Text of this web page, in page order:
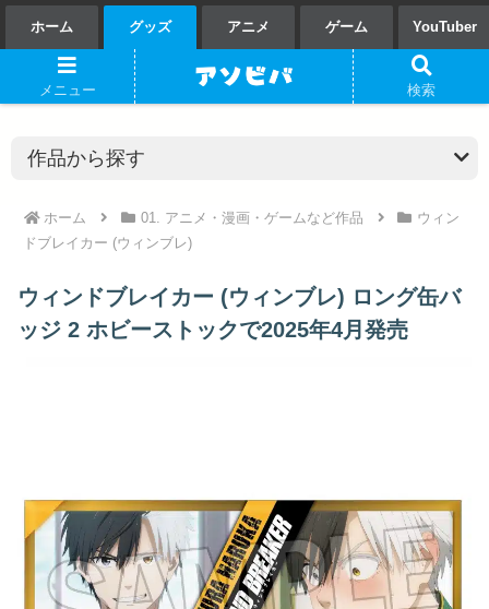
ホーム グッズ アニメ ゲーム YouTuber
ホーム 01. アニメ・漫画・ゲームなど作品
ウィン
ドブレイカー (ウィンブレ)
ウィンドブレイカー (ウィンブレ) ロング缶バ
ッジ 2 ホビーストックで2025年4月発売
メニュー 検索